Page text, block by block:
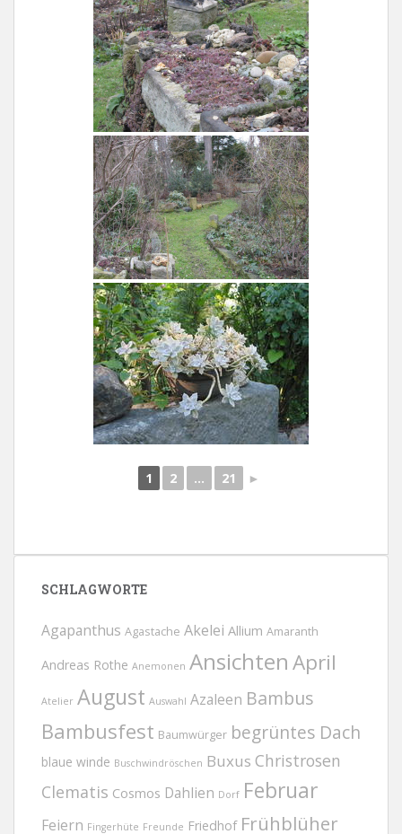
1 2 ... 21 ►
SCHLAGWORTE
Agapanthus Agastache Akelei Allium Amaranth
Andreas Rothe Anemonen AnsichtenApril
Atelier August Auswahl Azaleen Bambus
Bambusfest Baumwürger begrüntes Dach
blaue winde Buschwindröschen Buxus Christrosen
Clematis Cosmos Dahlien Dorf Februar
Feiern Fingerhüte Freunde Friedhof Frühblüher